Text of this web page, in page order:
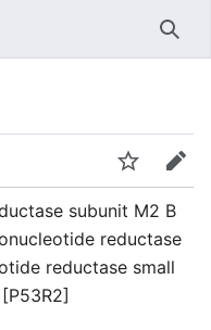
Следить
subunit M2 B
reductase
reductase small